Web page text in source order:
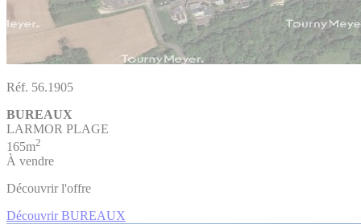
Réf. 56.1905
BUREAUX
LARMOR PLAGE
165m2
À vendre
Découvrir l'offre
Découvrir BUREAUX